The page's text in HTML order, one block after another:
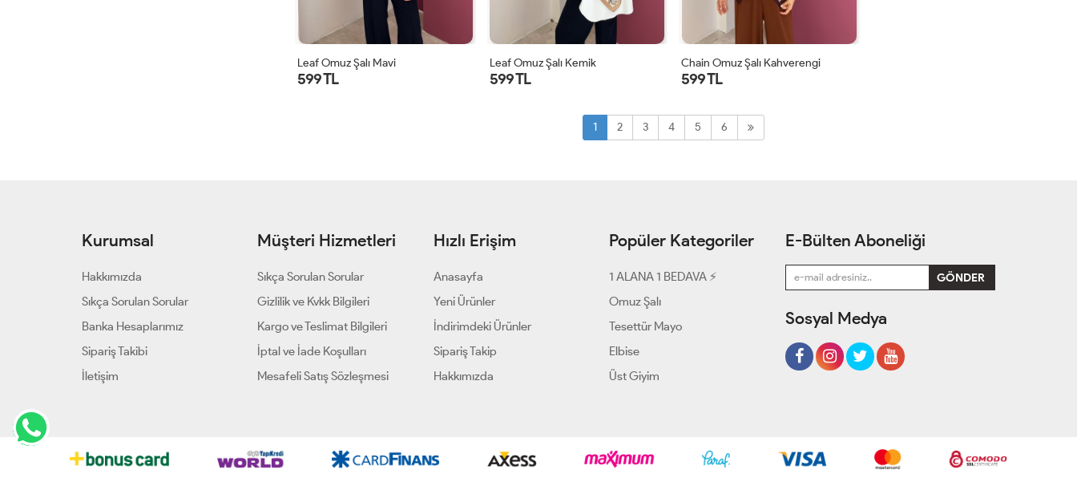
Leaf Omuz Şalı Mavi
599 TL
STD
Leaf Omuz Şalı Kemik
599 TL
STD
Chain Omuz Şalı Kahverengi
599 TL
1 2 3 4 5 6
Kurumsal
Hakkımızda
Sıkça Sorulan Sorular
Banka Hesaplarımız
Sipariş Takibi
İletişim
Müşteri Hizmetleri
Sıkça Sorulan Sorular
Gizlilik ve Kvkk Bilgileri
Kargo ve Teslimat Bilgileri
İptal ve İade Koşulları
Mesafeli Satış Sözleşmesi
Hızlı Erişim
Anasayfa
Yeni Ürünler
İndirimdeki Ürünler
Sipariş Takip
Hakkımızda
Popüler Kategoriler
1 ALANA 1 BEDAVA ⚡
Omuz Şalı
Tesettür Mayo
Elbise
Üst Giyim
E-Bülten Aboneliği
Sosyal Medya